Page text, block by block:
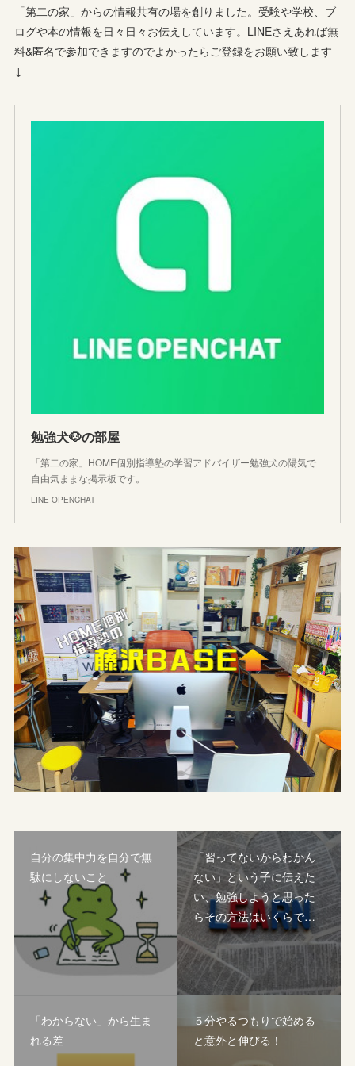
「第二の家」からの情報共有の場を創りました。受験や学校、ブ
ログや本の情報を日々日々お伝えしています。LINEさえあれば無
料&匿名で参加できますのでよかったらご登録をお願い致します
↓
勉強犬🐶の部屋
「第二の家」HOME個別指導塾の学習アドバイザー勉強犬の陽気で
自由気ままな掲示板です。
LINE OPENCHAT
自分の集中力を自分で無
駄にしないこと
「習ってないからわかん
ない」という子に伝えた
い、勉強しようと思った
らその方法はいくらで…
「わからない」から生ま
れる差
５分やるつもりで始める
と意外と伸びる！